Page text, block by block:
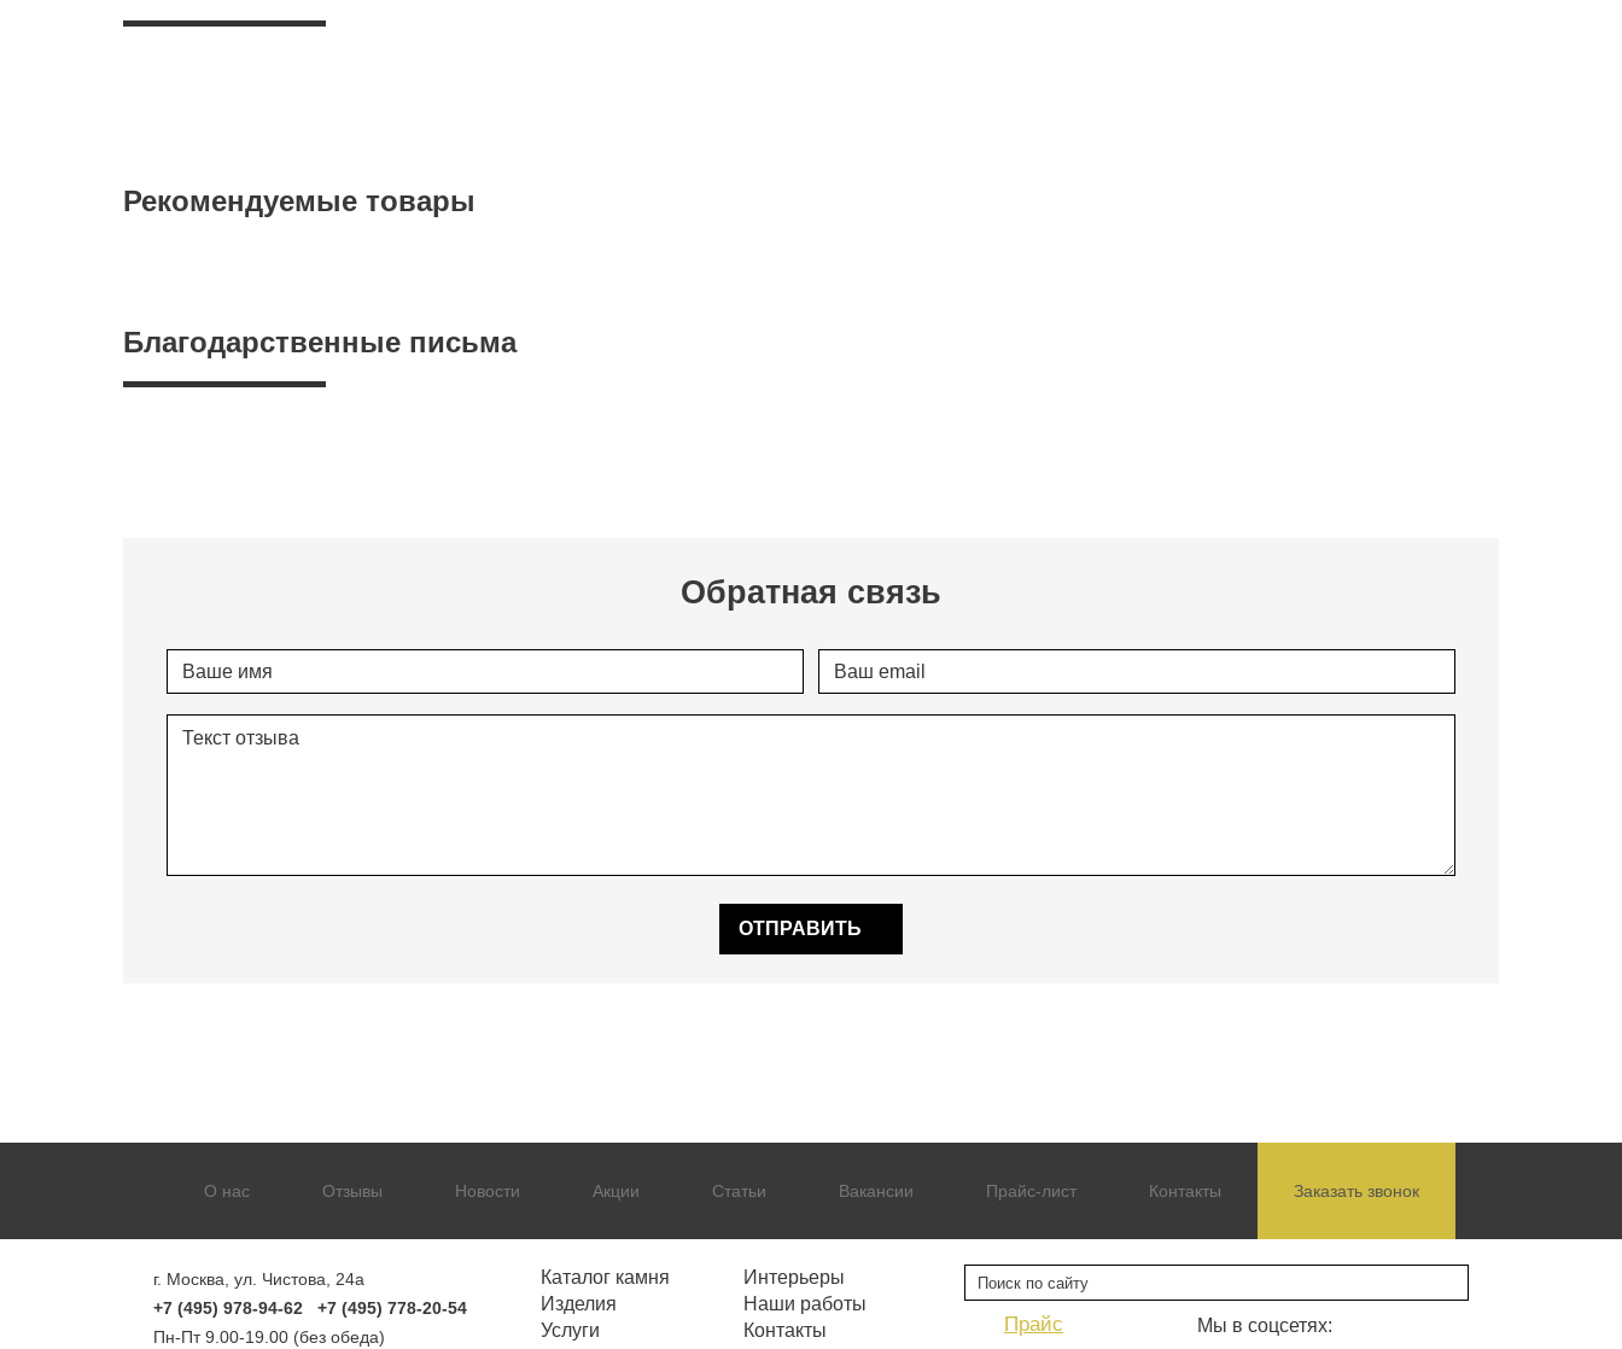
Рекомендуемые товары
Благодарственные письма
Обратная связь
ОТПРАВИТЬ
О нас Отзывы Новости Акции Статьи Вакансии Прайс-лист Контакты Заказать звонок
г. Москва, ул. Чистова, 24а
+7 (495) 978-94-62 +7 (495) 778-20-54
Пн-Пт 9.00-19.00 (без обеда)
Каталог камня
Интерьеры
Изделия
Наши работы
Услуги
Контакты Прайс Мы в соцсетях: